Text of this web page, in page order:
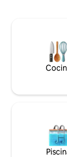
posibilidad de
Netflix en Smart Tv Cámara